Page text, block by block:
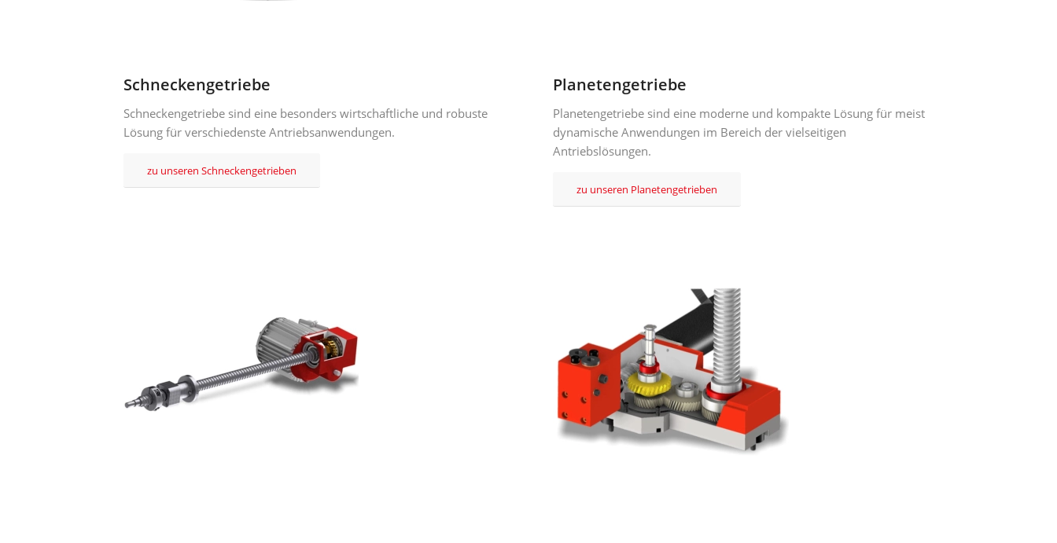
Schneckengetriebe
Schneckengetriebe sind eine besonders wirtschaftliche und robuste
Lösung für verschiedenste Antriebsanwendungen.
zu unseren Schneckengetrieben
Planetengetriebe
Planetengetriebe sind eine moderne und kompakte Lösung für meist
dynamische Anwendungen im Bereich der vielseitigen
Antriebslösungen.
zu unseren Planetengetrieben